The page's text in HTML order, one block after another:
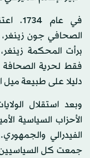
في
الصحافي جون زينغر،
برأت المحكمة
فقط لحرية الصحافة
دليلا على طبيعة ميل
الأحزاب السياسية
الفيدرالي
جمعت كل السياسيين